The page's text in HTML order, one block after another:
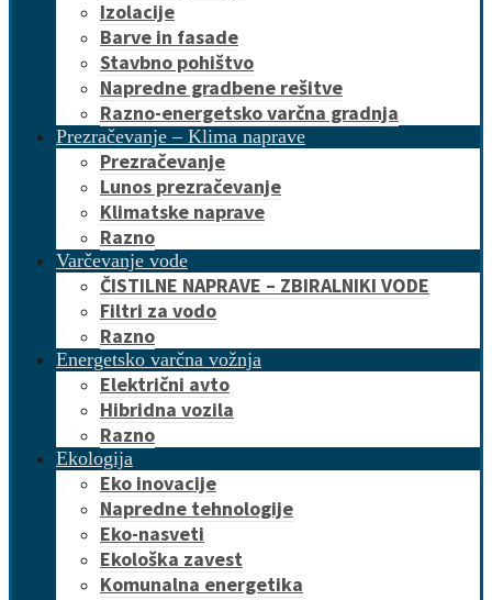
Izolacije
Barve in fasade
Stavbno pohištvo
Napredne gradbene rešitve
Razno-energetsko varčna gradnja
Prezračevanje – Klima naprave
Prezračevanje
Lunos prezračevanje
Klimatske naprave
Razno
Varčevanje vode
ČISTILNE NAPRAVE – ZBIRALNIKI VODE
Filtri za vodo
Razno
Energetsko varčna vožnja
Električni avto
Hibridna vozila
Razno
Ekologija
Eko inovacije
Napredne tehnologije
Eko-nasveti
Ekološka zavest
Komunalna energetika